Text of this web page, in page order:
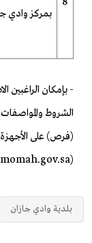
بمركز وادي
- بإمكان الراغبين
الشروط
(فرص) على الأجهزة
(furas.momah.gov.sa).
بلدية وادي جازان